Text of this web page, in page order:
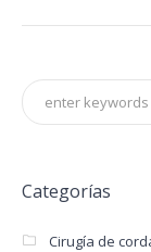
Categorías
Cirugía de